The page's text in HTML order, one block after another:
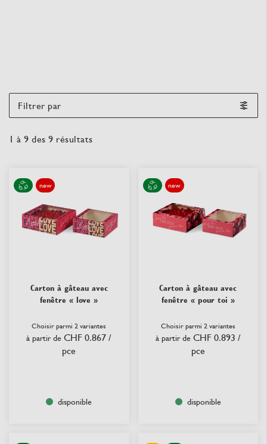
1 à 9 des 9 résultats
new
Carton à gâteau avec
fenêtre « love »
Choisir parmi 2 variantes
à partir de CHF 0.867 /
pce
disponible
new
Carton à gâteau avec
fenêtre « pour toi »
Choisir parmi 2 variantes
à partir de CHF 0.893 /
pce
disponible
Filtrer par